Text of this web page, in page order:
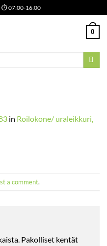
⏱ 07:00-16:00
0
in Roilokone/ uraleikkuri,
a comment.
Pakolliset kentät